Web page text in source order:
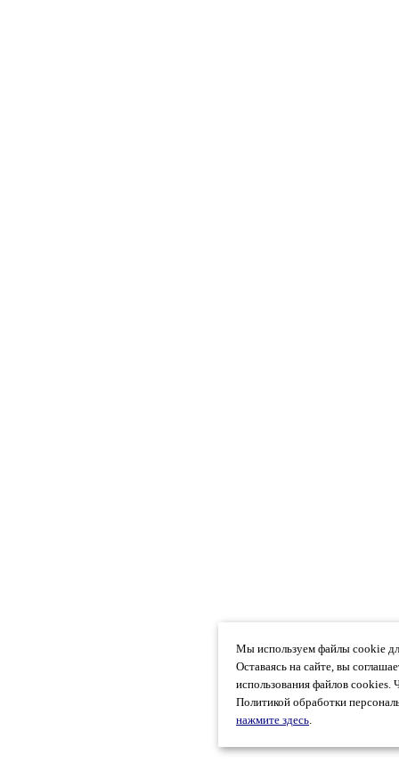
Мы используем файлы cookie
Оставаясь на сайте, вы
использования файлов cookies.
Политикой обработки
нажмите здесь.